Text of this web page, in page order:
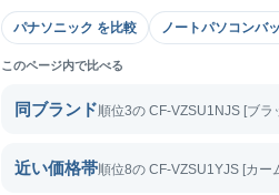
パナソニック を比較 ノートパソコンバ
このページ内で比べる
同ブランド 順位3の CF-VZSU1NJS [ブラ
近い価格帯順位8の CF-VZSU1YJS [カー